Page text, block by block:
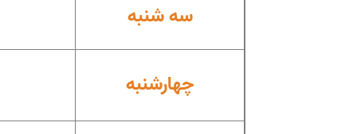
سه شنبه
چهارشنبه